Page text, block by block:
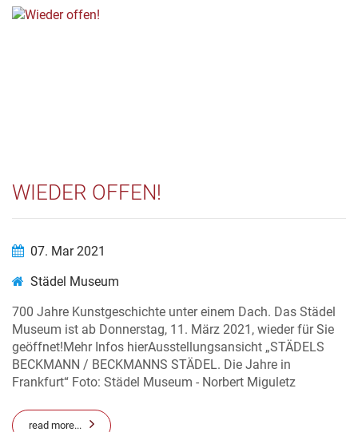
WIEDER OFFEN!
07. Mar 2021
Städel Museum
700 Jahre Kunstgeschichte unter einem Dach. Das Städel
Museum ist ab Donnerstag, 11. März 2021, wieder für Sie
geöffnet!Mehr Infos hierAusstellungsansicht „STÄDELS
BECKMANN / BECKMANNS STÄDEL. Die Jahre in
Frankfurt“ Foto: Städel Museum - Norbert Miguletz
read more...